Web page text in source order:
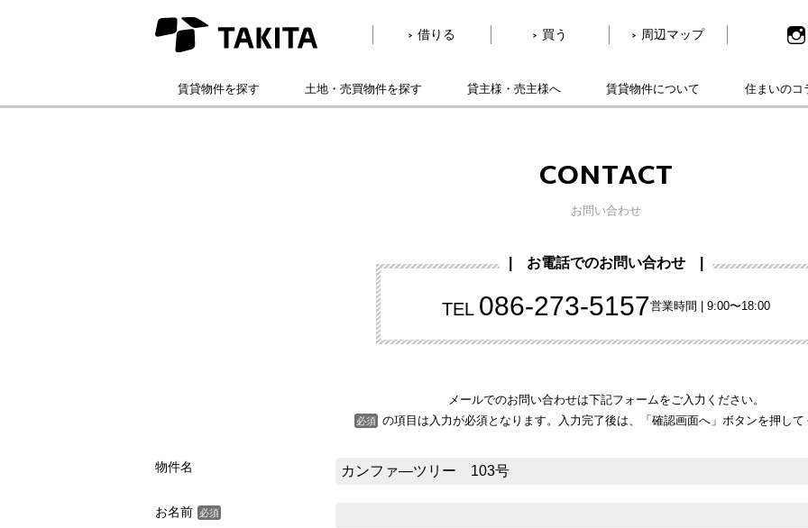
借りる 買う 周辺マップ
賃貸物件を探す 土地・売買物件を探す 貸主様・売主様へ 賃貸物件について 住まいのコ
CONTACT
お問い合わせ
| お電話でのお問い合わせ |
TEL 086-273-5157営業時間 | 9:00〜18:00
メールでのお問い合わせは下記フォームをご入力ください。
必須 の項目は入力が必須となります。入力完了後は、「確認画面へ」ボタンを押して
物件名
お名前 必須